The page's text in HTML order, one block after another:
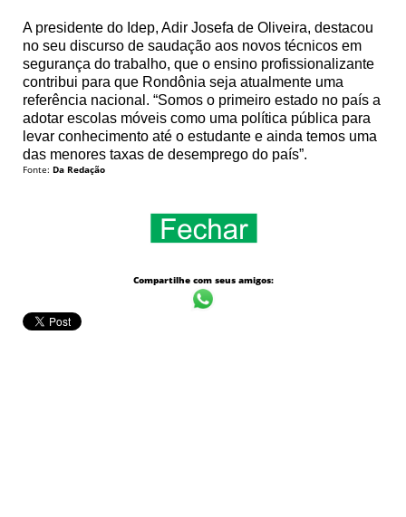
A presidente do Idep, Adir Josefa de Oliveira, destacou
no seu discurso de saudação aos novos técnicos em
segurança do trabalho, que o ensino profissionalizante
contribui para que Rondônia seja atualmente uma
referência nacional. “Somos o primeiro estado no país a
adotar escolas móveis como uma política pública para
levar conhecimento até o estudante e ainda temos uma
das menores taxas de desemprego do país”.
Fonte: Da Redação
Compartilhe com seus amigos: